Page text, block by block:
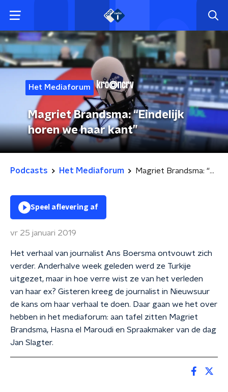
Het Mediaforum
Magriet Brandsma: “Eindelijk
horen we haar kant”
Podcasts Het Mediaforum Magriet Brandsma: “Eindelijk horen we haar kant”
Speel aflevering af
vr 25 januari 2019
Het verhaal van journalist Ans Boersma ontvouwt zich
verder. Anderhalve week geleden werd ze Turkije
uitgezet, maar in hoe verre wist ze van het verleden
van haar ex? Gisteren kreeg de journalist in Nieuwsuur
de kans om haar verhaal te doen. Daar gaan we het over
hebben in het mediaforum: aan tafel zitten Magriet
Brandsma, Hasna el Maroudi en Spraakmaker van de dag
Jan Slagter.